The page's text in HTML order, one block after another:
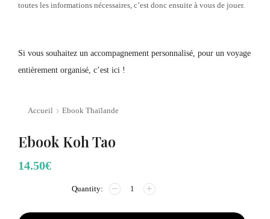
toutes les informations nécessaires, c’est donc ensuite à vous de jouer.
Si vous souhaitez un accompagnement personnalisé, pour un voyage
entièrement organisé, c’est ici !
Accueil Ebook Thaïlande
Ebook Koh Tao
14.50€